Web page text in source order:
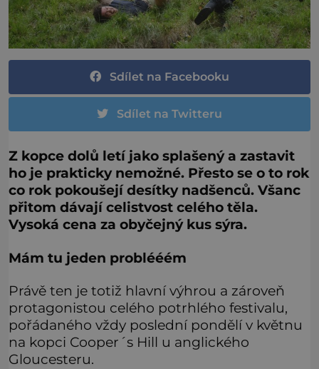
Sdílet na Facebooku
Sdílet na Twitteru
Z kopce dolů letí jako splašený a zastavit
ho je prakticky nemožné. Přesto se o to rok
co rok pokoušejí desítky nadšenců. Všanc
přitom dávají celistvost celého těla.
Vysoká cena za obyčejný kus sýra.
Mám tu jeden problééém
Právě ten je totiž hlavní výhrou a zároveň
protagonistou celého potrhlého festivalu,
pořádaného vždy poslední pondělí v květnu
na kopci Cooper´s Hill u anglického
Gloucesteru.